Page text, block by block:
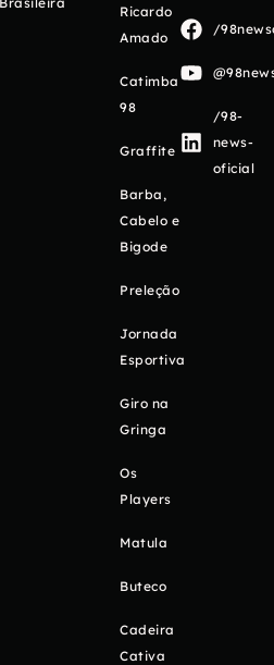
Ricardo
Amado
Catimba
98
Graffite
Barba,
Cabelo e
Bigode
Preleção
Jornada
Esportiva
Giro na
Gringa
Os
Players
Matula
Buteco
Cadeira
Cativa
/
/98-
news-
oficial